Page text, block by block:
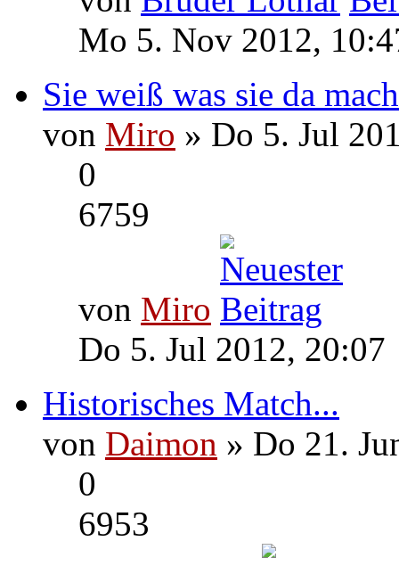
Mo 5. Nov 2012,
Sie weiß was sie da
von Miro » Do 5. Jul
0
6759
von Miro
Do 5. Jul 2012, 20:07
Historisches Match...
von Daimon » Do 21.
0
6953